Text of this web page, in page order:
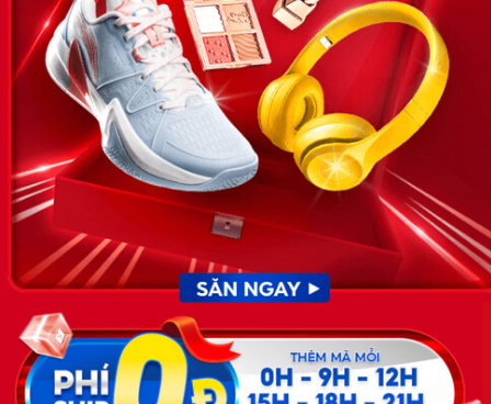
News.timviec.com.vn là website cung cấp thông tin liên quan đến
nhân sự, nghề nghiệp do Timviec.com.vn vận hành nhằm giúp
doanh nghiệp, nhân sự tuyển dụng, người đi làm, người tìm việc
cập nhật thông tin và đáp ứng được mong muốn của mình.
KẾT NỐI
Giấy phép hoạt động dịch vụ
việc làm số 54/2019/SLĐTBXH-
GP do Sở lao động thương
binh và xã hội cấp ngày 30
tháng 12 năm 2019.